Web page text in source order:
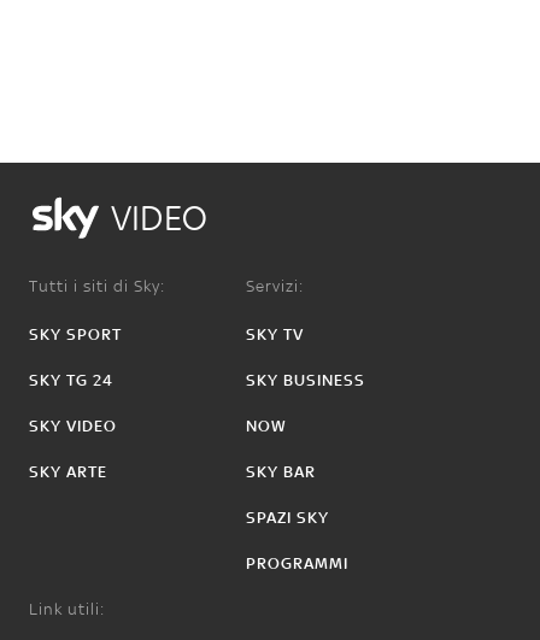
VIDEO
Tutti i siti di Sky:
SKY SPORT
SKY TG 24
SKY VIDEO
SKY ARTE
Servizi:
SKY TV
SKY BUSINESS
NOW
SKY BAR
SPAZI SKY
PROGRAMMI
Link utili: